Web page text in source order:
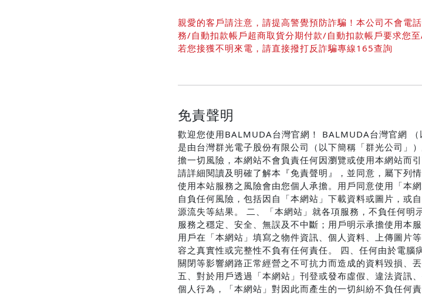
親愛的客戶請注意，請提高警覺預防詐騙！本公司不會電
務/自動扣款帳戶超商取貨分期付款/自動扣款帳戶要求您
若您接獲不明來電，請直接撥打反詐騙專線165查詢
免責聲明
歡迎您使用BALMUDA台灣官網！ BALMUDA台灣官網 （
是由台灣群光電子股份有限公司（以下簡稱「群光公司」
擔一切風險，本網站不會負責任何因瀏覽或使用本網站而
請詳細閱讀及明確了解本『免責聲明』，並同意，屬下列
使用本站服務之風險會由您個人承擔。用戶同意使用「本
自負任何風險，包括因自「本網站」下載資料或圖片，或
源流失等結果。 二、「本網站」就各項服務，不負任何明
服務之穩定、安全、無誤及不中斷；用戶明示承擔使用本
用戶在「本網站」填寫之物件資訊、個人資料、上傳圖片
容之真實性或完整性不負有任何責任。 四、任何由於電腦
關閉等影響網路正常經營之不可抗力而造成的資料毀損、
五、對於用戶透過「本網站」刊登或發布虛假、違法資訊
個人行為，「本網站」對因此而產生的一切糾紛不負任何